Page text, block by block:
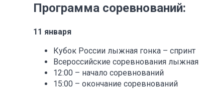
Программа соревнований:
11 января
Кубок России лыжная гонка – спринт
Всероссийские соревнования лыжная
12:00 – начало соревнований
15:00 – окончание соревнований